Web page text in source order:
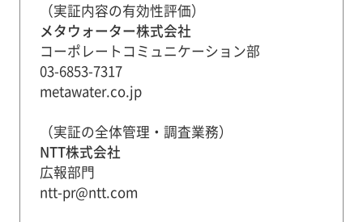
（実証内容の有効性評価）
メタウォーター株式会社
コーポレートコミュニケーション部
03-6853-7317
metawater.co.jp
（実証の全体管理・調査業務）
NTT株式会社
広報部門
ntt-pr@ntt.com